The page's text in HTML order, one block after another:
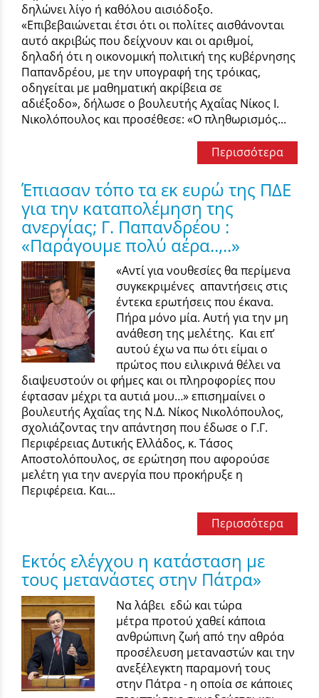
δηλώνει λίγο ή καθόλου αισιόδοξο.
«Επιβεβαιώνεται έτσι ότι οι πολίτες αισθάνονται
αυτό ακριβώς που δείχνουν και οι αριθμοί,
δηλαδή ότι η οικονομική πολιτική της κυβέρνησης
Παπανδρέου, με την υπογραφή της τρόικας,
οδηγείται με μαθηματική ακρίβεια σε
αδιέξοδο», δήλωσε ο βουλευτής Αχαΐας Νίκος Ι.
Νικολόπουλος και προσέθεσε: «Ο πληθωρισμός...
Περισσότερα
Έπιασαν τόπο τα εκ ευρώ της ΠΔΕ
για την καταπολέμηση της
ανεργίας; Γ. Παπανδρέου :
«Παράγουμε πολύ αέρα..,..»
«Αντί για νουθεσίες θα περίμενα
συγκεκριμένες απαντήσεις στις
έντεκα ερωτήσεις που έκανα.
Πήρα μόνο μία. Αυτή για την μη
ανάθεση της μελέτης. Και επ’
αυτού έχω να πω ότι είμαι ο
πρώτος που ειλικρινά θέλει να
διαψευστούν οι φήμες και οι πληροφορίες που
έφτασαν μέχρι τα αυτιά μου…» επισημαίνει ο
βουλευτής Αχαΐας της Ν.Δ. Νίκος Νικολόπουλος,
σχολιάζοντας την απάντηση που έδωσε ο Γ.Γ.
Περιφέρειας Δυτικής Ελλάδος, κ. Τάσος
Αποστολόπουλος, σε ερώτηση που αφορούσε
μελέτη για την ανεργία που προκήρυξε η
Περιφέρεια. Και...
Περισσότερα
Εκτός ελέγχου η κατάσταση με
τους μετανάστες στην Πάτρα»
Να λάβει εδώ και τώρα
μέτρα προτού χαθεί κάποια
ανθρώπινη ζωή από την αθρόα
προσέλευση μεταναστών και την
ανεξέλεγκτη παραμονή τους
στην Πάτρα - η οποία σε κάποιες